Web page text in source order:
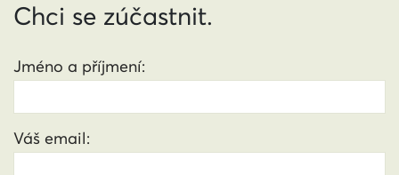
Chci se zúčastnit.
Jméno a příjmení:
Váš email: